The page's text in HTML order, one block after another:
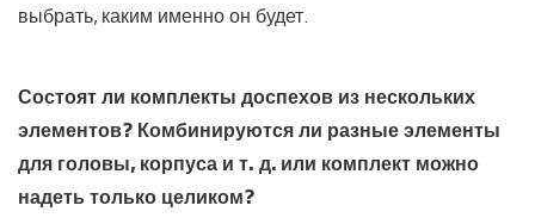
выбрать, каким именно он будет.
Состоят ли комплекты доспехов из нескольких
элементов? Комбинируются ли разные элементы
для головы, корпуса и т. д. или комплект можно
надеть только целиком?